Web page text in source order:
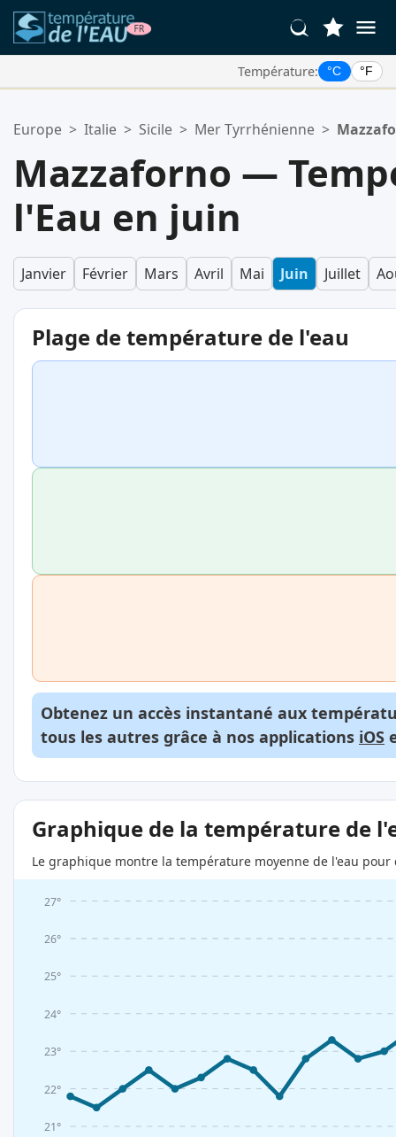
Température: °C °F
Votre liste de favoris est vide.
Europe > Italie > Sicile > Mer Tyrrhénienne >
Mazzaforno —
l'Eau en juin
Janvier Février Mars Avril Mai Juin Juillet
Plage de température de l'eau
Obtenez un accès instantané aux
tous les autres grâce à nos applications iOS
Graphique de la température de
Le graphique montre la température moyenne de l'eau
21°
22°
23°
24°
25°
26°
27°